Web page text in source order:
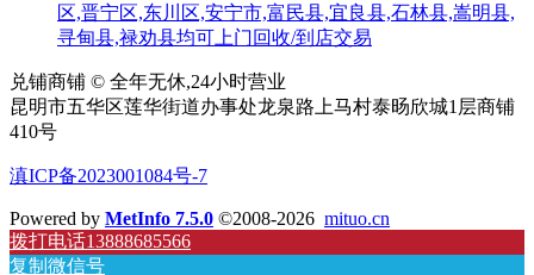
区,晋宁区,东川区,安宁市,富民县,宜良县,石林县,嵩明县,
寻甸县,禄劝县均可上门回收/到店交易
兑铺商铺 © 全年无休,24小时营业
昆明市五华区莲华街道办事处龙泉路上马村泰旸欣城1层商铺
410号
滇ICP备2023001084号-7
Powered by MetInfo 7.5.0 ©2008-2026 mituo.cn
拨打电话13888685566
复制微信号